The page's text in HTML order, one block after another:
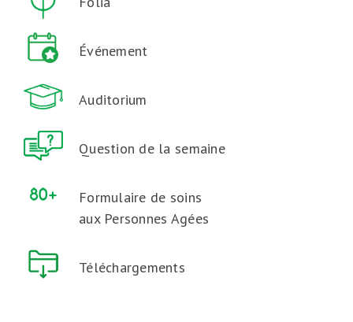
Événement
Auditorium
Question de la semaine
Formulaire de soins
aux Personnes Agées
Téléchargements